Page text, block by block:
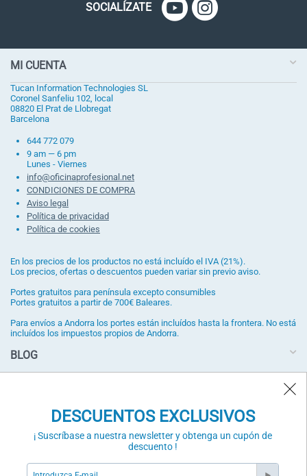
SOCIALÍZATE
MI CUENTA
Tucan Information Technologies SL
Coronel Sanfeliu 102, local
08820 El Prat de Llobregat
Barcelona
644 772 079
9 am — 6 pm
Lunes - Viernes
info@oficinaprofesional.net
CONDICIONES DE COMPRA
Aviso legal
Política de privacidad
Política de cookies
En los precios de los productos no está incluído el IVA (21%).
Los precios, ofertas o descuentos pueden variar sin previo aviso.
Portes gratuitos para península excepto consumibles
Portes gratuitos a partir de 700€ Baleares.
Para envíos a Andorra los portes están incluídos hasta la frontera. No está
incluídos los impuestos propios de Andorra.
BLOG
descuento !DESCUENTOS EXCLUSIVOS
¡ Suscríbase a nuestra newsletter y obtenga un cupón de
descuento !